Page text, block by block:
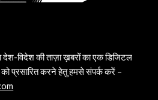
देश-विदेश की ताज़ा ख़बरों का एक डिजिटल
प्रसारित करने हेतु हमसे संपर्क करें –